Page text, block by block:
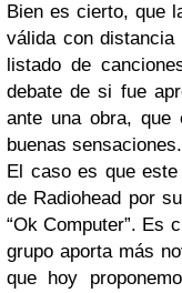
Bien es cierto, que
válida con
listado de
debate de si fue
ante una obra, que
buenas sensaciones.
El caso es que
de Radiohead por
“Ok Computer”. Es
grupo aporta más
que hoy